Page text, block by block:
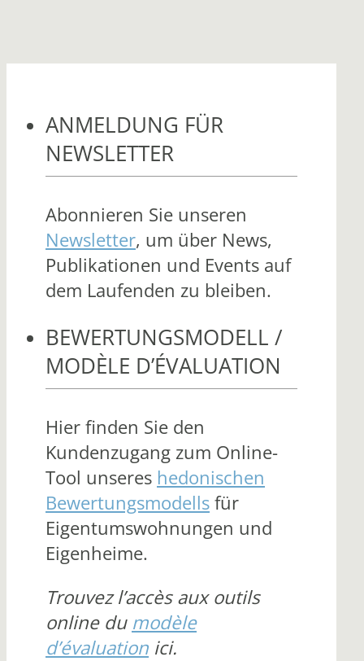
ANMELDUNG FÜR
NEWSLETTER
Abonnieren Sie unseren
Newsletter, um über News,
Publikationen und Events auf
dem Laufenden zu bleiben.
BEWERTUNGSMODELL /
MODÈLE D’ÉVALUATION
Hier finden Sie den
Kundenzugang zum Online-
Tool unseres hedonischen
Bewertungsmodellsfür
Eigentumswohnungen und
Eigenheime.
Trouvez l’accès aux outils
online du modèle
d’évaluation ici.